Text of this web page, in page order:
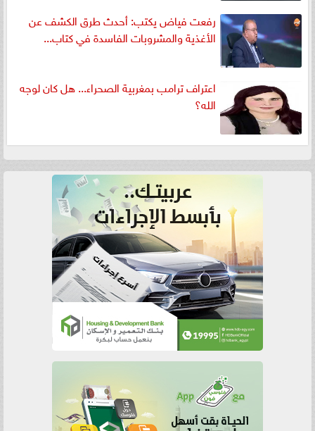
رفعت فياض يكتب: أحدث طرق الكشف عن
الأغذية والمشروبات الفاسدة في كتاب...
اعتراف ترامب بمغربية الصحراء... هل كان لوجه
الله؟